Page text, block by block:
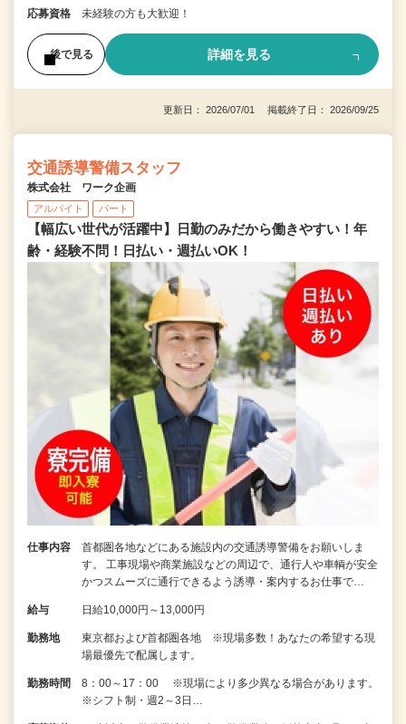
応募資格 未経験の方も大歓迎！
後で見る 詳細を見る
更新日： 2026/07/01 掲載終了日： 2026/09/25
交通誘導警備スタッフ
株式会社 ワーク企画
アルバイト パート
【幅広い世代が活躍中】日勤のみだから働きやすい！年
齢・経験不問！日払い・週払いOK！
仕事内容
首都圏各地などにある施設内の交通誘導警備をお願いしま
す。 工事現場や商業施設などの周辺で、通行人や車輌が安全
かつスムーズに通行できるよう誘導・案内するお仕事で…
給与 日給10,000円～13,000円
勤務地
東京都および首都圏各地 ※現場多数！あなたの希望する現
場最優先で配属します。
勤務時間
8：00～17：00 ※現場により多少異なる場合があります。
※シフト制・週2～3日…